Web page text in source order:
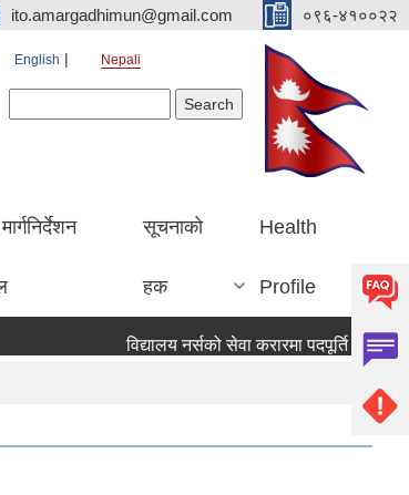
ito.amargadhimun@gmail.com ०९६-४१००२२
English Nepali
सूचनाको
हक
Health
Profile
विद्यालय नर्सको सेवा करारमा पदपूर्ति गर्ने